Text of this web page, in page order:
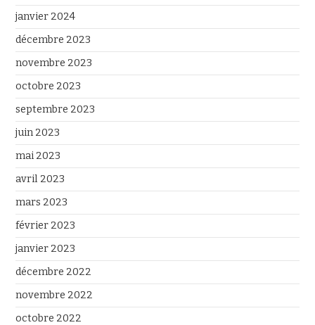
janvier 2024
décembre 2023
novembre 2023
octobre 2023
septembre 2023
juin 2023
mai 2023
avril 2023
mars 2023
février 2023
janvier 2023
décembre 2022
novembre 2022
octobre 2022